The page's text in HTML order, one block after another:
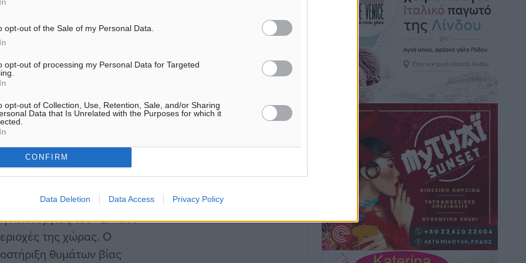
opt-out of the Sale of my Personal Data.
opt-out of processing my Personal Data for Targeted
opt-out of Collection, Use, Retention, Sale, and/or Sharing
Data that Is Unrelated with the Purposes for which it
CONFIRM
Data Deletion Data Access Privacy Policy
του Νοσοκομείου
Συλλόγου, της
ο πρώτος που φτάνει
για μια τυπική
πως η τοπική
στην Ευρώπη. Η
διπλή αξία αφού
ένα νέο μοντέλο
του «Σπιτιού
της χώρας. Ο
θυμάτων βίας
Ρόδος: Τραυματίστηκε 53χρονος
ναυτικός
Τοπικές Ειδήσεις•
Airbnb: Αυξημένα έσοδα στο β’ τρίμηνο
με «όχημα» το Μουντιάλ
• πριν 1 ώρα
Ενίσχυση των υπηρεσιών υγείας στο
αεροδρόμιο της Ρόδου: «Η πολιτική
βούληση είναι η ενίσχυση, όχι η
αφαίρεση»
Τοπικές Ειδήσεις πριν 2 ώρες
Αρνείται τα πάντα ο 53χρονος
φερόμενος ως λογιστής και μιλά για
σκευωρία γνωστών μεταξύ τους